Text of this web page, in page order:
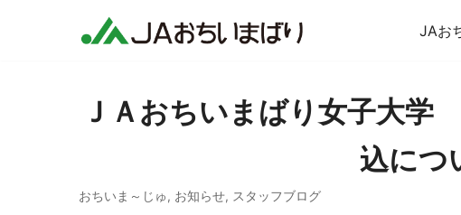
JAお
ＪＡおちいまばり女子大
込につ
おちいま～じゅ, お知らせ, スタッフブログ